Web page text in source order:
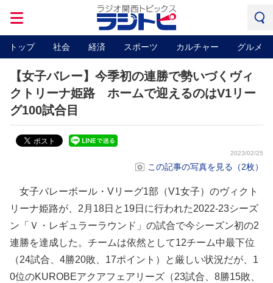
トップ 社会 経済 スポーツ カルチャー グルメ
【女子バレー】今季初の連勝で勢いづくヴィ
クトリーナ姫路 ホームで迎えるのはV1リー
グ100試合目
2023/02/25
この記事の写真を見る（2枚）
女子バレーボール・Vリーグ1部（V1女子）のヴィクト
リーナ姫路が、2月18日と19日に行われた2022-23シーズ
ン「Ｖ・レギュラーラウンド」の試合で今シーズン初の2
連勝を達成した。チームは依然として12チーム中最下位
（24試合、4勝20敗、17ポイント）と厳しい状況だが、1
0位のKUROBEアクアフェアリーズ（23試合、8勝15敗、